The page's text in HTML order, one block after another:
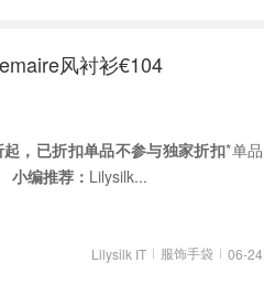
风衬衫€104
，已折扣单品不参与独家折扣*单品
小编推荐： Lilysilk...
Lilysilk IT 服饰手袋 06-24